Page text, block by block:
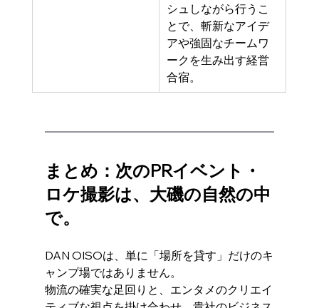
シュしながら行うこ
とで、斬新なアイデ
アや強固なチームワ
ークを生み出す経営
合宿。
まとめ：次のPRイベント・
ロケ撮影は、大磯の自然の中
で。
DAN OISOは、単に「場所を貸す」だけのキ
ャンプ場ではありません。
物流の確実な足回りと、エンタメのクリエイ